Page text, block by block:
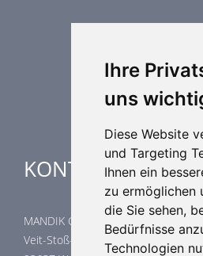
Ihre
uns
Diese Website
und Targeting
Ihnen ein
zu ermöglichen
die Sie sehen,
Bedürfnisse
Technologien
Weitere Elemente Lufttechnik
Industrielle heizung und kühlung
KONTAKTE
MANDIK GmbH
Veit-Stoß-Straße 12